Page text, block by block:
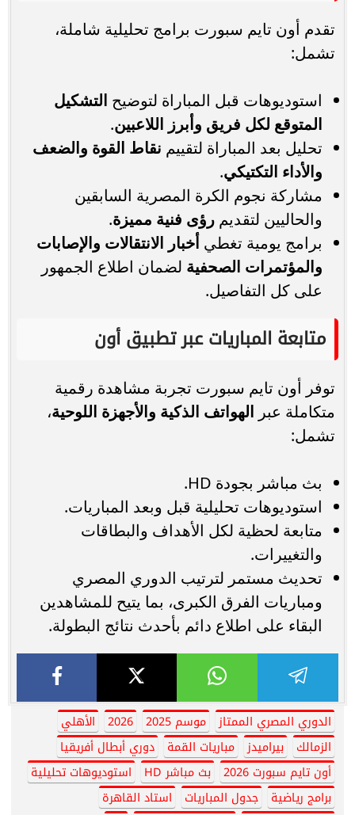
تقدم أون تايم سبورت برامج تحليلية شاملة،
تشمل:
استوديوهات قبل المباراة لتوضيح التشكيل
المتوقع لكل فريق وأبرز اللاعبين.
تحليل بعد المباراة لتقييم نقاط القوة والضعف
والأداء التكتيكي.
مشاركة نجوم الكرة المصرية السابقين
والحاليين لتقديم رؤى فنية مميزة.
برامج يومية تغطي أخبار الانتقالات والإصابات
والمؤتمرات الصحفية لضمان اطلاع الجمهور
على كل التفاصيل.
متابعة المباريات عبر تطبيق أون
توفر أون تايم سبورت تجربة مشاهدة رقمية
متكاملة عبر الهواتف الذكية والأجهزة اللوحية،
تشمل:
بث مباشر بجودة HD.
استوديوهات تحليلية قبل وبعد المباريات.
متابعة لحظية لكل الأهداف والبطاقات
والتغييرات.
تحديث مستمر لترتيب الدوري المصري
ومباريات الفرق الكبرى، بما يتيح للمشاهدين
البقاء على اطلاع دائم بأحدث نتائج البطولة.
الدوري المصري الممتاز موسم 2025 2026
الأهلي
الزمالك
بيراميدز مباريات القمة
دوري أبطال أفريقيا
أون تايم سبورت 2026
بث مباشر HD
استوديوهات تحليلية
برامج رياضية
جدول المباريات
استاد القاهرة